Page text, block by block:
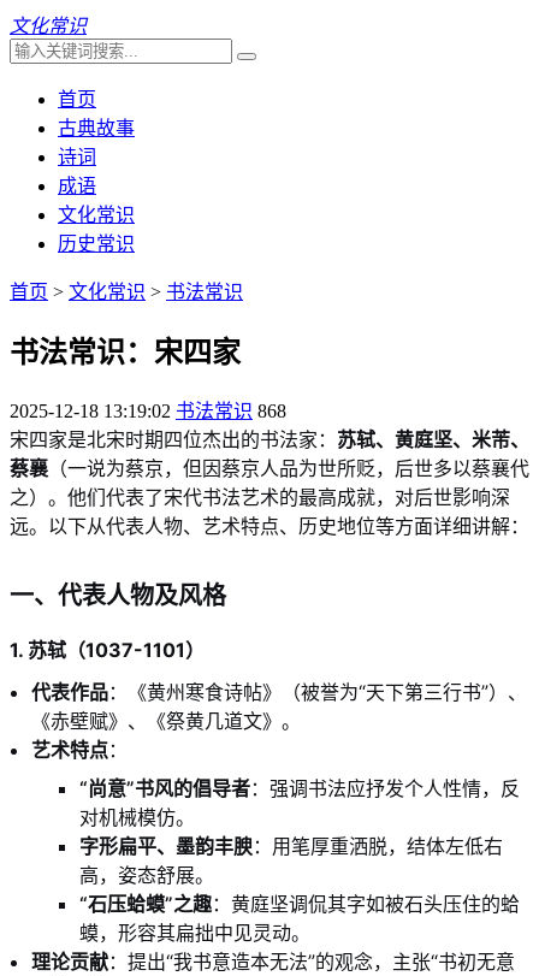
文化常识
首页
古典故事
诗词
成语
文化常识
历史常识
首页 > 文化常识 > 书法常识
书法常识：宋四家
2025-12-18 13:19:02 书法常识 868
宋四家是北宋时期四位杰出的书法家： 苏轼、黄庭坚、米芾、
蔡襄 （一说为蔡京，但因蔡京人品为世所贬，后世多以蔡襄代
之）。他们代表了宋代书法艺术的最高成就，对后世影响深
远。以下从代表人物、艺术特点、历史地位等方面详细讲解：
一、代表人物及风格
1. 苏轼（1037-1101）
代表作品：《黄州寒食诗帖》（被誉为“天下第三行书”）、
《赤壁赋》、《祭黄几道文》。
艺术特点：
“尚意”书风的倡导者：强调书法应抒发个人性情，反
对机械模仿。
字形扁平、墨韵丰腴 ：用笔厚重洒脱，结体左低右
高，姿态舒展。
“石压蛤蟆”之趣：黄庭坚调侃其字如被石头压住的蛤
蟆，形容其扁拙中见灵动。
理论贡献：提出“我书意造本无法”的观念，主张“书初无意